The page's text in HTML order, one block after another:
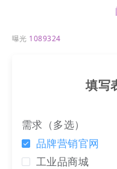
索，如果企业想从
营销枢纽
管理的一站式数字
网相结合，将企业
高企业对于客户线
曝光 1089324
填写
需求（多选）
品牌营销官网
工业品商城